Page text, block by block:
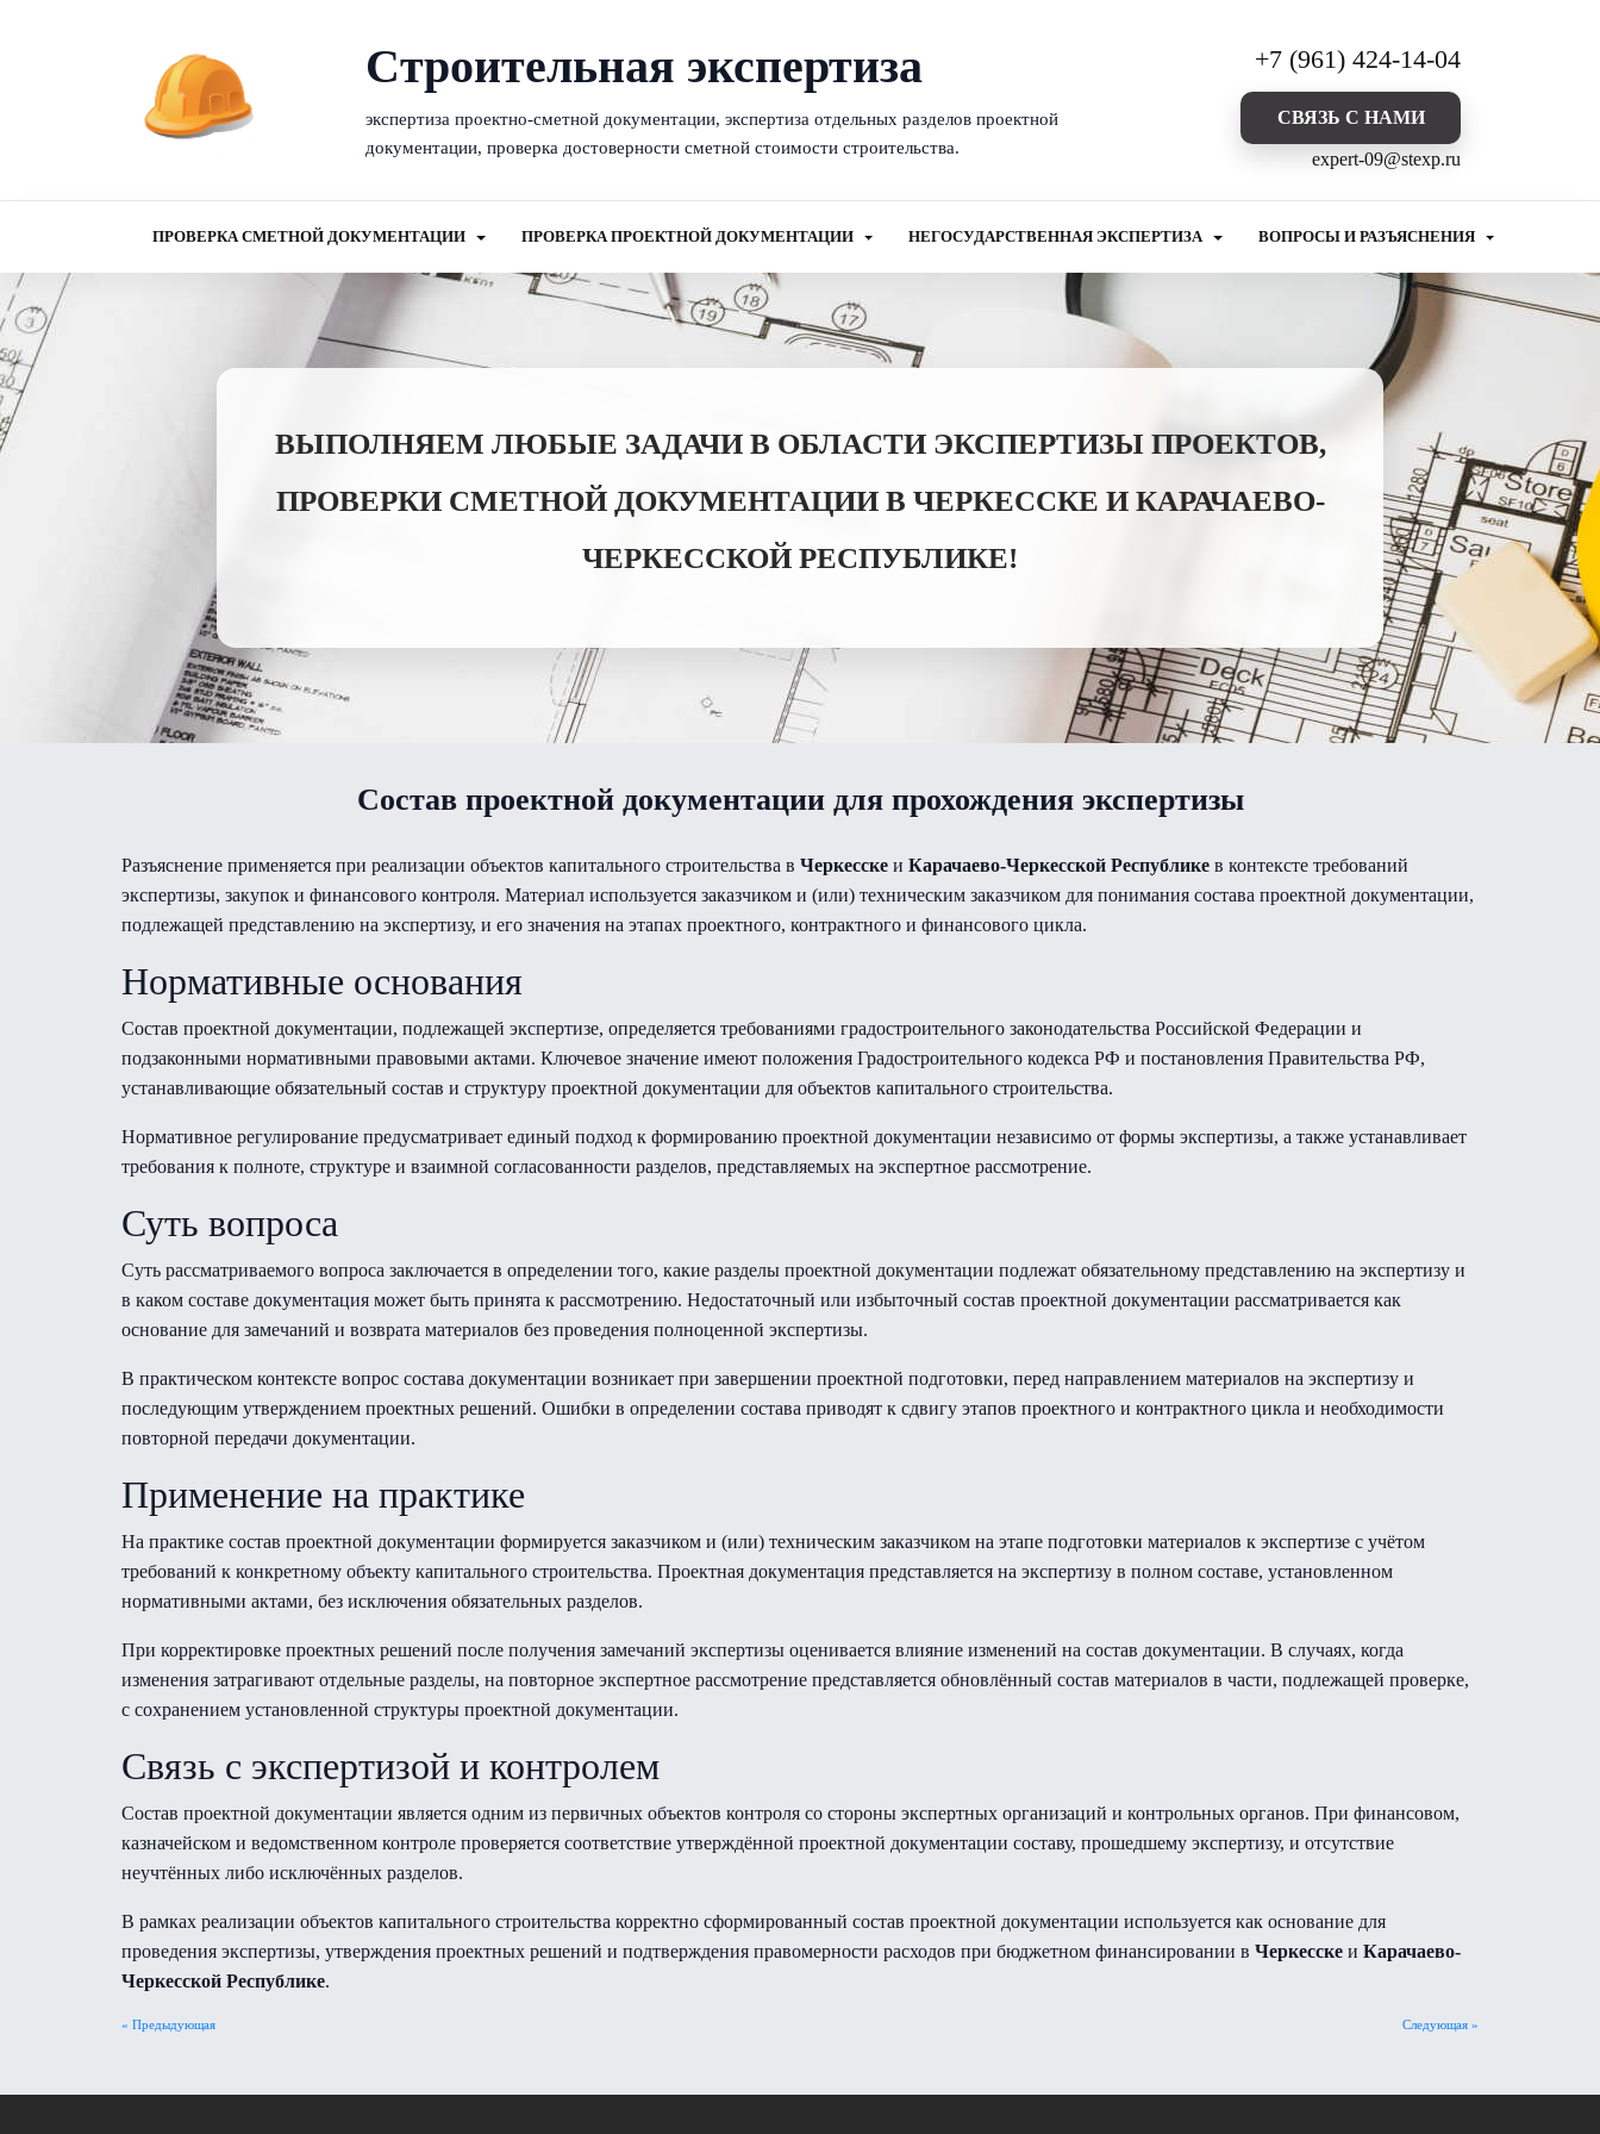
Cтроительная экспертиза
экспертиза проектно-сметной документации, экспертиза отдельных разделов проектной
документации, проверка достоверности сметной стоимости строительства.
+7 (961) 424-14-04
CВЯЗЬ С НАМИ
expert-09@stexp.ru
ПРОВЕРКА СМЕТНОЙ ДОКУМЕНТАЦИИ ПРОВЕРКА ПРОЕКТНОЙ ДОКУМЕНТАЦИИ НЕГОСУДАРСТВЕННАЯ ЭКСПЕРТИЗА ВОПРОСЫ И РАЗЪЯСНЕНИЯ
ВЫПОЛНЯЕМ ЛЮБЫЕ ЗАДАЧИ В ОБЛАСТИ ЭКСПЕРТИЗЫ ПРОЕКТОВ,
ПРОВЕРКИ СМЕТНОЙ ДОКУМЕНТАЦИИ В ЧЕРКЕССКЕ И КАРАЧАЕВО-
ЧЕРКЕССКОЙ РЕСПУБЛИКЕ!
Состав проектной документации для прохождения экспертизы
Разъяснение применяется при реализации объектов капитального строительства в Черкесске и Карачаево-Черкесской Республике в контексте требований
экспертизы, закупок и финансового контроля. Материал используется заказчиком и (или) техническим заказчиком для понимания состава проектной документации,
подлежащей представлению на экспертизу, и его значения на этапах проектного, контрактного и финансового цикла.
Нормативные основания
Состав проектной документации, подлежащей экспертизе, определяется требованиями градостроительного законодательства Российской Федерации и
подзаконными нормативными правовыми актами. Ключевое значение имеют положения Градостроительного кодекса РФ и постановления Правительства РФ,
устанавливающие обязательный состав и структуру проектной документации для объектов капитального строительства.
Нормативное регулирование предусматривает единый подход к формированию проектной документации независимо от формы экспертизы, а также устанавливает
требования к полноте, структуре и взаимной согласованности разделов, представляемых на экспертное рассмотрение.
Суть вопроса
Суть рассматриваемого вопроса заключается в определении того, какие разделы проектной документации подлежат обязательному представлению на экспертизу и
в каком составе документация может быть принята к рассмотрению. Недостаточный или избыточный состав проектной документации рассматривается как
основание для замечаний и возврата материалов без проведения полноценной экспертизы.
В практическом контексте вопрос состава документации возникает при завершении проектной подготовки, перед направлением материалов на экспертизу и
последующим утверждением проектных решений. Ошибки в определении состава приводят к сдвигу этапов проектного и контрактного цикла и необходимости
повторной передачи документации.
Применение на практике
На практике состав проектной документации формируется заказчиком и (или) техническим заказчиком на этапе подготовки материалов к экспертизе с учётом
требований к конкретному объекту капитального строительства. Проектная документация представляется на экспертизу в полном составе, установленном
нормативными актами, без исключения обязательных разделов.
При корректировке проектных решений после получения замечаний экспертизы оценивается влияние изменений на состав документации. В случаях, когда
изменения затрагивают отдельные разделы, на повторное экспертное рассмотрение представляется обновлённый состав материалов в части, подлежащей проверке,
с сохранением установленной структуры проектной документации.
Связь с экспертизой и контролем
Состав проектной документации является одним из первичных объектов контроля со стороны экспертных организаций и контрольных органов. При финансовом,
казначейском и ведомственном контроле проверяется соответствие утверждённой проектной документации составу, прошедшему экспертизу, и отсутствие
неучтённых либо исключённых разделов.
В рамках реализации объектов капитального строительства корректно сформированный состав проектной документации используется как основание для
проведения экспертизы, утверждения проектных решений и подтверждения правомерности расходов при бюджетном финансировании в Черкесске и Карачаево-
Черкесской Республике.
Следующая »
« Предыдующая